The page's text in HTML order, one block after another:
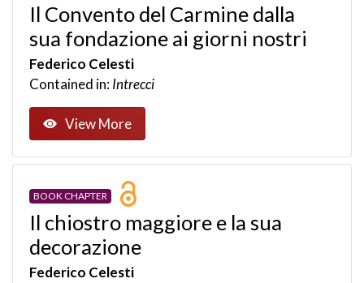
Il Convento del Carmine dalla
sua fondazione ai giorni nostri
Federico Celesti
Contained in:Intrecci
View More
BOOK CHAPTER
Il chiostro maggiore e la sua
decorazione
Federico Celesti